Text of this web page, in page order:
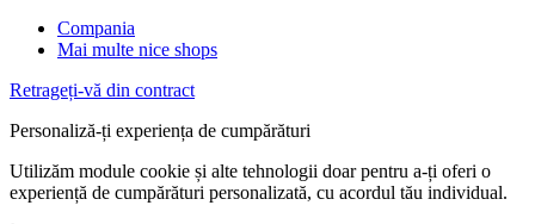
Compania
Mai multe nice shops
Retrageți-vă din contract
Personaliză-ți experiența de cumpărături
Utilizăm module cookie și alte tehnologii doar pentru a-ți oferi o
experiență de cumpărături personalizată, cu acordul tău individual.